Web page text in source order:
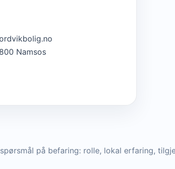
Namsos
på befaring: rolle, lokal erfaring,